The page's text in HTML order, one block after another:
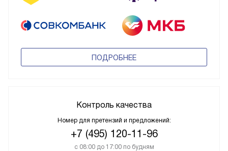
ПОДРОБНЕЕ
Контроль качества
Номер для претензий и предложений:
+7 (495) 120-11-96
с 08:00 до 17:00 по будням